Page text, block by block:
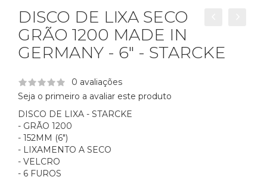
DISCO DE LIXA SECO
GRÃO 1200 MADE IN
GERMANY - 6" - STARCKE
0 avaliações
Seja o primeiro a avaliar este produto
DISCO DE LIXA - STARCKE
- GRÃO 1200
- 152MM (6")
- LIXAMENTO A SECO
- VELCRO
- 6 FUROS